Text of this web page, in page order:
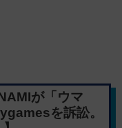
が「ウマ
を訴訟。